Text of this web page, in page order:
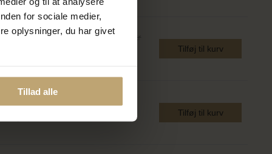
for sociale medier,
oplysninger, du har givet
Tillad alle
Vejl. pris56.215,00 kr
Tilføj til kurv
Tilføj til kurv